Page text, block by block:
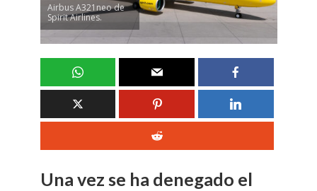
Airbus A321neo de
Spirit Airlines.
Una vez se ha denegado el